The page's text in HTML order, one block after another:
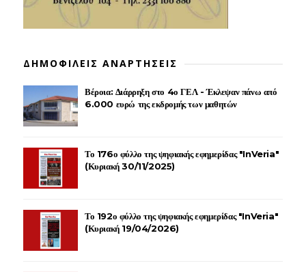
ΔΗΜΟΦΙΛΕΙΣ ΑΝΑΡΤΗΣΕΙΣ
Βέροια: Διάρρηξη στο 4ο ΓΕΛ - Έκλεψαν πάνω από
6.000 ευρώ της εκδρομής των μαθητών
Το 176ο φύλλο της ψηφιακής εφημερίδας "InVeria"
(Κυριακή 30/11/2025)
Το 192ο φύλλο της ψηφιακής εφημερίδας "InVeria"
(Κυριακή 19/04/2026)